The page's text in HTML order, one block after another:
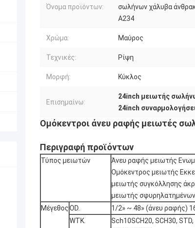
Όνομα προϊόντων:
σωλήνων χάλυβα
A234
Χρώμα: Μαύρος
Τεχνικές: Ρίψη
Μορφή: Κύκλος
Επισημαίνω:
24inch μειωτής
24inch
Ομόκεντροι άνευ ραφής μειωτές
Περιγραφή προϊόντων
Τύπος μειωτών
Άνευ ραφής μειωτής
Ομόκεντρος μειωτής
μειωτής συγκόλλησης
μειωτής
ΜέγεθοςOD.
1/2» ~ 48» (άνευ ραφής)
WTK.
Sch10SCH20, SCH30,